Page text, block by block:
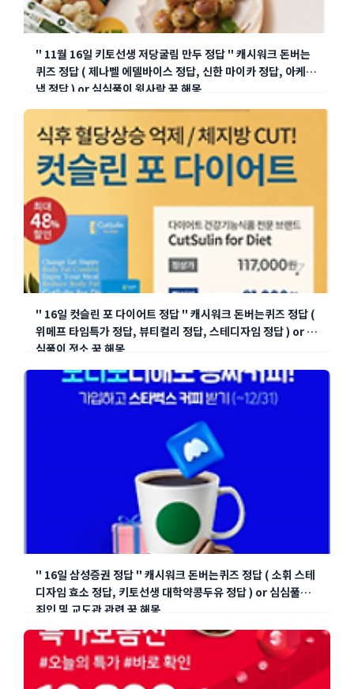
" 11월 16일 키토선생 저당굴림 만두 정답 " 캐시워크 돈버는
퀴즈 정답 ( 제나벨 에델바이스 정답, 신한 마이카 정답, 아케소
냅 정답 ) or 심심풀이 윗사람 꿈 해몽
" 16일 컷슬린 포 다이어트 정답 " 캐시워크 돈버는퀴즈 정답 (
위메프 타임특가 정답, 뷰티컬리 정답, 스테디자임 정답 ) or 심
심풀이 젓소 꿈 해몽
" 16일 삼성증권 정답 " 캐시워크 돈버는퀴즈 정답 ( 소휘 스테
디자임 효소 정답, 키토선생 대학약콩두유 정답 ) or 심심풀이
죄인 및 교도관 관련 꿈 해몽